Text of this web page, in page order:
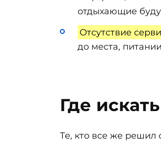
отдыхающие
Отсутствие
до места,
Где
Те, кто все же решил